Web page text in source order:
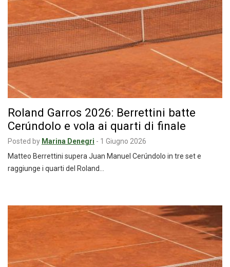
Roland Garros 2026: Berrettini batte
Cerúndolo e vola ai quarti di finale
Posted by Marina Denegri - 1 Giugno 2026
Matteo Berrettini supera Juan Manuel Cerúndolo in tre set e
raggiunge i quarti del Roland…